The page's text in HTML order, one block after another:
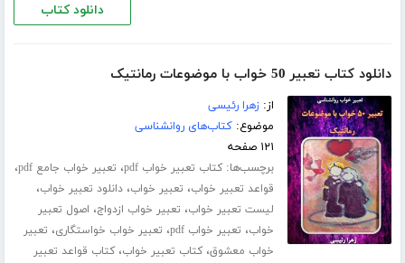
دانلود کتاب
دانلود کتاب تعبیر 50 خواب با موضوعات رمانتیک
از:زهرا رئیسی
موضوع:کتاب‌های روانشناسی
۱۲۱ صفحه
برچسب‌ها:کتاب تعبیر خواب pdf ، تعبیر خواب جامع pdf ،
قواعد تعبیر خواب، تعبیر خواب،دانلود تعبیر خواب،
لیست تعبیر خواب، تعبیر خواب ازدواج، اصول تعبیر
خواب، تعبیر خواب pdf ، تعبیر خواب خواستگاری، تعبیر
خواب معشوق،کتاب تعبیر خواب،کتاب قواعد تعبیر